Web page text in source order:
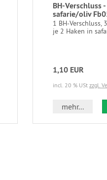
Warenkorb
BH-Verschluss -
safarie/oliv
1 BH-Verschluss,
je 2 Haken in
1,10 EUR
incl. 20 % USt zzgl.
mehr...